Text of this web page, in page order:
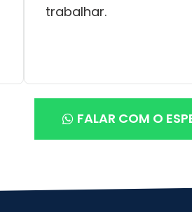
trabalhar.
FALAR COM O